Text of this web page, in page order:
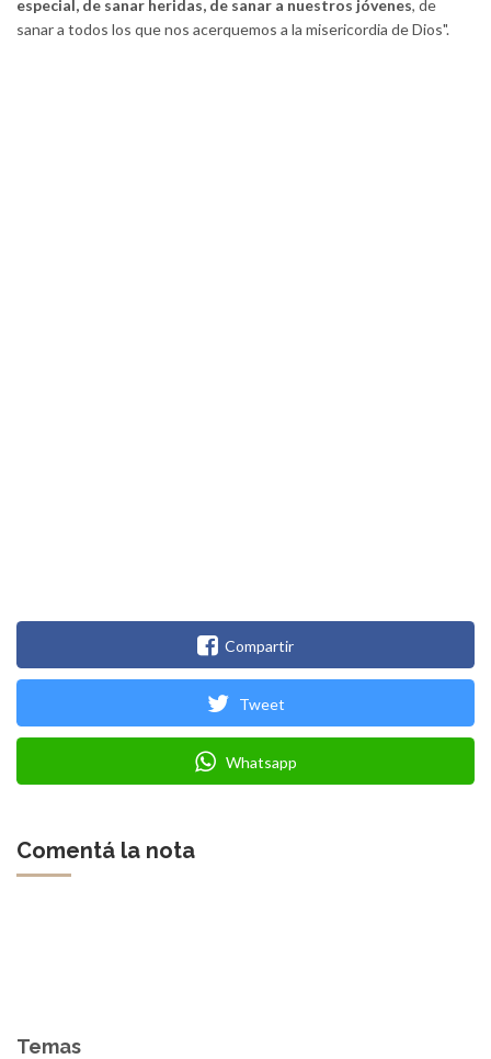
especial, de sanar heridas, de sanar a nuestros jóvenes, de
sanar a todos los que nos acerquemos a la misericordia de Dios".
Compartir
Tweet
Whatsapp
Comentá la nota
Temas